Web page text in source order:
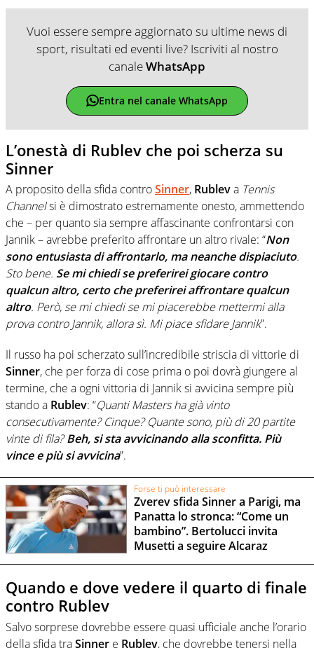
Vuoi essere sempre aggiornato su ultime news di
sport, risultati ed eventi live? Iscriviti al nostro
canaleWhatsApp
Entra nel canale WhatsApp
L’onestà di Rublev che poi scherza su
Sinner
A proposito della sfida controSinner, Rubleva Tennis
Channelsi è dimostrato estremamente onesto, ammettendo
che – per quanto sia sempre affascinante confrontarsi con
Jannik – avrebbe preferito affrontare un altro rivale: “Non
sono entusiasta di affrontarlo, ma neanche dispiaciuto.
Sto bene. Se mi chiedi se preferirei giocare contro
qualcun altro, certo che preferirei affrontare qualcun
altro. Però, se mi chiedi se mi piacerebbe mettermi alla
prova contro Jannik, allora sì. Mi piace sfidare Jannik”.
Il russo ha poi scherzato sull’incredibile striscia di vittorie di
Sinner, che per forza di cose prima o poi dovrà giungere al
termine, che a ogni vittoria di Jannik si avvicina sempre più
stando a Rublev: “Quanti Masters ha già vinto
consecutivamente? Cinque? Quante sono, più di 20 partite
vinte di fila?Beh, si sta avvicinando alla sconfitta. Più
vince e più si avvicina”.
Forse ti può interessare
Zverev sfida Sinner a Parigi, ma
Panatta lo stronca: “Come un
bambino”. Bertolucci invita
Musetti a seguire Alcaraz
Quando e dove vedere il quarto di finale
contro Rublev
Salvo sorprese dovrebbe essere quasi ufficiale anche l’orario
della sfida traSinner e Rublev, che dovrebbe tenersi nella